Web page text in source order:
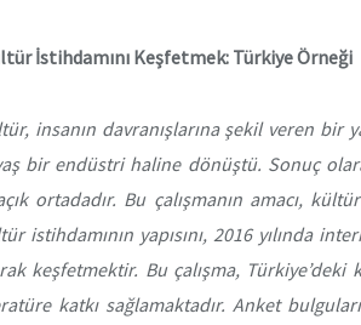
İstihdamını Keşfetmek: Türkiye Örneği
insanın davranışlarına şekil veren bir
bir endüstri haline dönüştü. Sonuç
ortadadır. Bu çalışmanın amacı,
istihdamının yapısını, 2016 yılında
keşfetmektir. Bu çalışma,
katkı sağlamaktadır. Anket